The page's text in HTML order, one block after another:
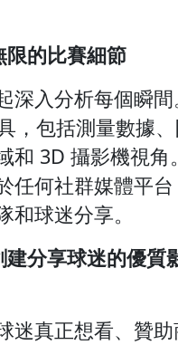
限的比賽細節
深入分析每個瞬
，包括測量數據
和 3D 攝影機視角
任何社群媒體平
和球迷分享。
分享球迷的優質
迷真正想看、贊